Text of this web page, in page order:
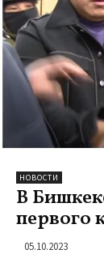
НОВОСТИ
В
первого
05.10.2023